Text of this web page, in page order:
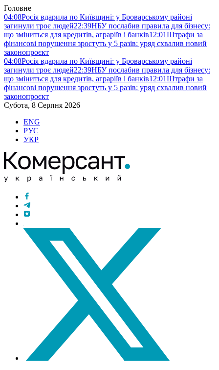
Головне
04:08Росія вдарила по Київщині: у Броварському районі
загинули троє людей22:39НБУ послабив правила для бізнесу:
що зміниться для кредитів, аграріїв і банків12:01Штрафи за
фінансові порушення зростуть у 5 разів: уряд схвалив новий
законопроєкт
04:08Росія вдарила по Київщині: у Броварському районі
загинули троє людей22:39НБУ послабив правила для бізнесу:
що зміниться для кредитів, аграріїв і банків12:01Штрафи за
фінансові порушення зростуть у 5 разів: уряд схвалив новий
законопроєкт
Субота, 8 Серпня 2026
ENG
РУС
УКР